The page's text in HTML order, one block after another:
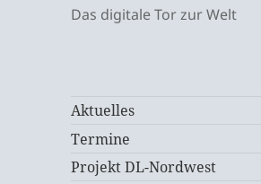
Das digitale Tor zur Welt
Aktuelles
Termine
Projekt DL-Nordwest